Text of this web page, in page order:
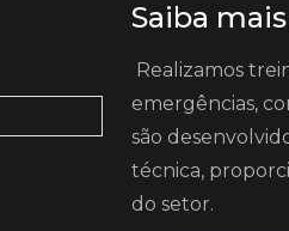
Saiba
Realizamos
emergências,
são
técnica,
do setor.